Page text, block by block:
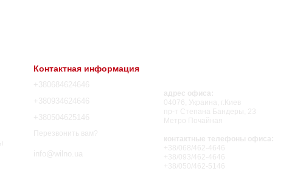
Контактная информация
+380684624646
+380934624646
+380504625146
Перезвонить вам?
info@wilno.ua
адрес офиса:
04076, Украина, г.Киев
пр-т Степана Бандеры, 23
Метро Почайная
контактные телефоны офиса:
+38/068/462-4646
+38/093/462-4646
+38/050/462-5146